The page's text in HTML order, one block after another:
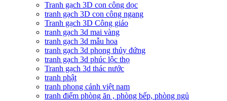
Tranh gạch 3D con công dọc
tranh gạch 3D con công ngang
Tranh gạch 3D Công giáo
tranh gạch 3d mai vàng
tranh gạch 3d mẫu hoa
tranh gạch 3d phong thủy đứng
tranh gạch 3d phúc lộc thọ
Tranh gạch 3d thác nước
tranh phật
tranh phong cảnh việt nam
tranh điểm phòng ăn , phòng bếp, phòng ngủ